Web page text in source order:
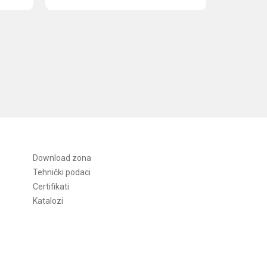
Download zona
Tehnički podaci
Certifikati
Katalozi